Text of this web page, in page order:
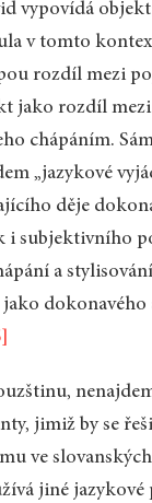
vypovídá
v tomto
rozdíl mezi
jako rozdíl
chápáním.
„jazykové
děje
i subjektivního
a
dokonavého
jimiž by se
ve
jiné jazykové